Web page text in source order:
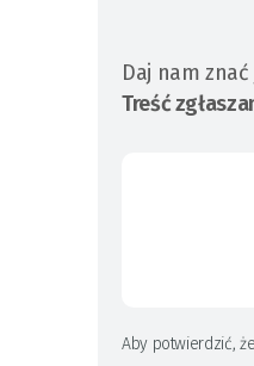
Daj nam
Treść
Aby potwierdzić,